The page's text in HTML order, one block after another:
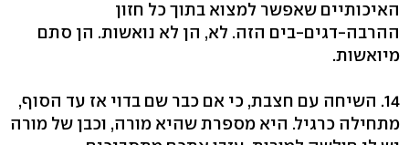
האיכותיים שאפשר למצוא בתוך כל חזון
ההרבה-דגים-בים הזה. לא, הן לא נואשות. הן סתם
מיואשות.
14. השיחה עם חצבת, כי אם כבר שם בדוי אז עד הסוף,
מתחילה כרגיל. היא מספרת שהיא מורה, וכבן של מורה